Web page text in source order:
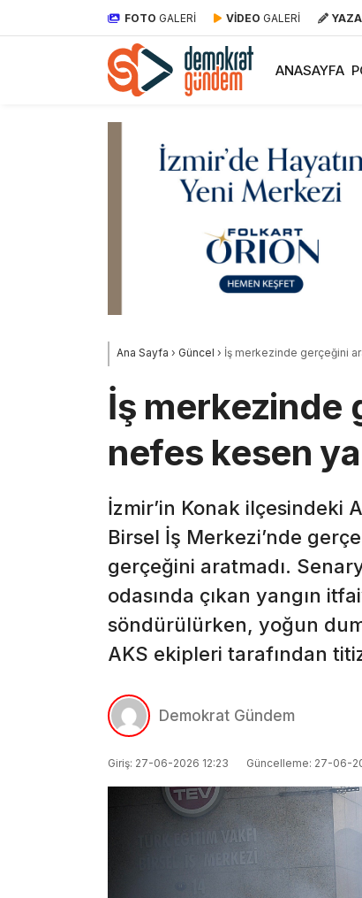
FOTO GALERİ VİDEO GALERİ
ANASAYFA
Ana Sayfa › Güncel › İş merkezinde gerçeğini
İş merkezinde
nefes kesen
İzmir’in Konak ilçesindeki
Birsel İş Merkezi’nde
gerçeğini aratmadı.
odasında çıkan yangın
söndürülürken, yoğun
AKS ekipleri tarafından
Demokrat Gündem
Giriş: 27-06-2026 12:23 Güncelleme: 27-06-